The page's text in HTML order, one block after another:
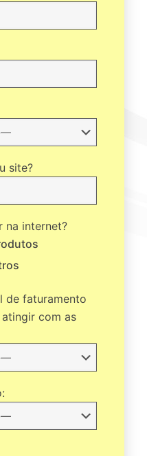
site?
na internet?
de faturamento
com as